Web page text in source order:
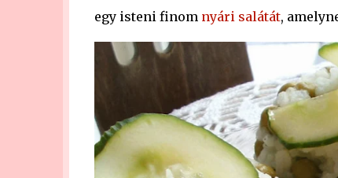
egy isteni finom nyári salátát,